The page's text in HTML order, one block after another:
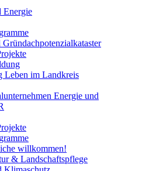
Energie
Gründachpotenzialkataster
Leben im Landkreis
Energie und
willkommen!
& Landschaftspflege